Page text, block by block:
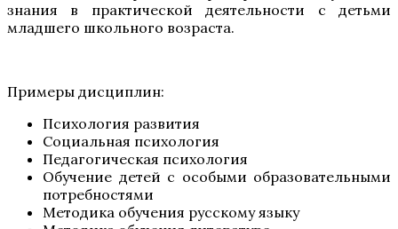
знания в практической деятельности с детьми
младшего школьного возраста.
Примеры дисциплин:
Психология развития
Социальная психология
Педагогическая психология
Обучение детей с особыми образовательными
потребностями
Методика обучения русскому языку